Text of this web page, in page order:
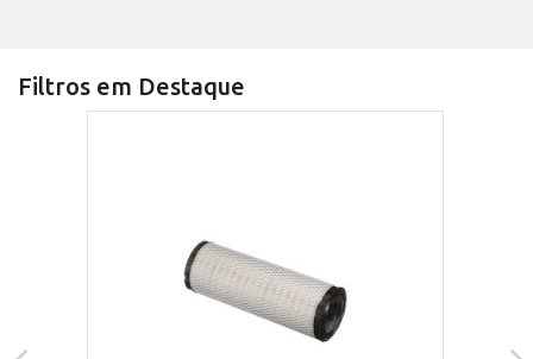
Filtros em Destaque